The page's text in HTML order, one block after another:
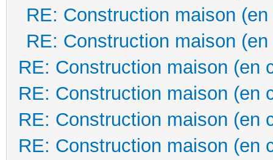
RE: Construction maison
RE: Construction maison
RE: Construction maison (en
RE: Construction maison (en
RE: Construction maison (en
RE: Construction maison (en